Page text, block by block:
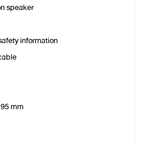
speaker
information
mm